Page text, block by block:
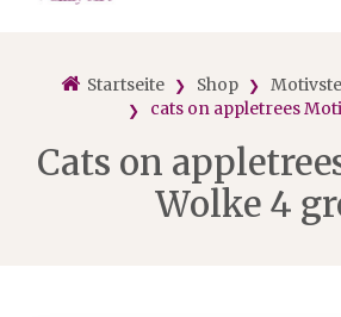
Startseite Shop
cats on appletrees
Cats on
Wolke 4